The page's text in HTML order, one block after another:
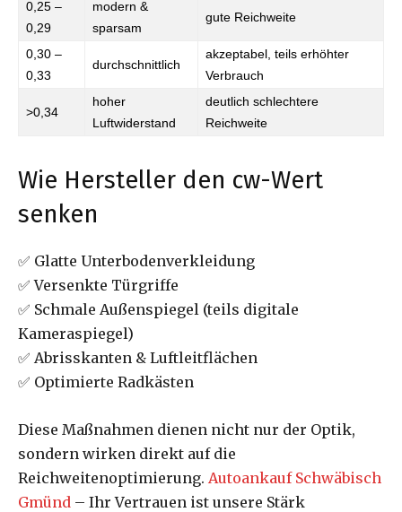
0,25 –
0,29
modern &
sparsam
gute Reichweite
0,30 –
0,33
durchschnittlich
akzeptabel, teils erhöhter
Verbrauch
>0,34
hoher
Luftwiderstand
deutlich schlechtere
Reichweite
Wie Hersteller den cw-Wert
senken
✅ Glatte Unterbodenverkleidung
✅ Versenkte Türgriffe
✅ Schmale Außenspiegel (teils digitale
Kameraspiegel)
✅ Abrisskanten & Luftleitflächen
✅ Optimierte Radkästen
Diese Maßnahmen dienen nicht nur der Optik,
sondern wirken direkt auf die
Reichweitenoptimierung. Autoankauf Schwäbisch
Gmünd – Ihr Vertrauen ist unsere Stärk